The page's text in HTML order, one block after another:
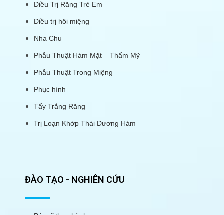
Điều Trị Răng Trẻ Em
Điều trị hôi miệng
Nha Chu
Phẫu Thuật Hàm Mặt – Thẩm Mỹ
Phẫu Thuật Trong Miệng
Phục hình
Tẩy Trắng Răng
Trị Loạn Khớp Thái Dương Hàm
ĐÀO TẠO - NGHIÊN CỨU